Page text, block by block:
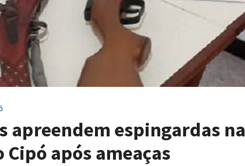
apreendem espingardas na
Cipó após ameaças